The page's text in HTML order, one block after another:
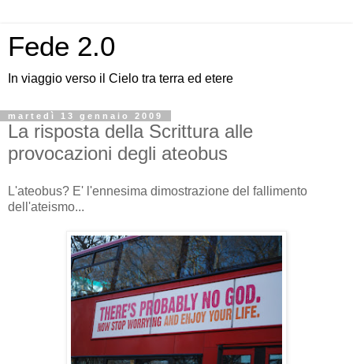
Fede 2.0
In viaggio verso il Cielo tra terra ed etere
martedì 13 gennaio 2009
La risposta della Scrittura alle
provocazioni degli ateobus
L'ateobus? E' l'ennesima dimostrazione del fallimento
dell'ateismo...